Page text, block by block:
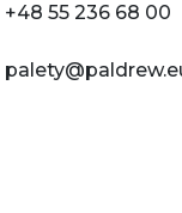
+48 55 236 68 00